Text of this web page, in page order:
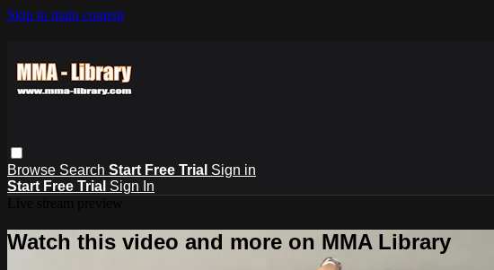
Skip to main content
Browse Search Start Free Trial Sign in
Start Free Trial Sign In
Watch this video and more on MMA Library